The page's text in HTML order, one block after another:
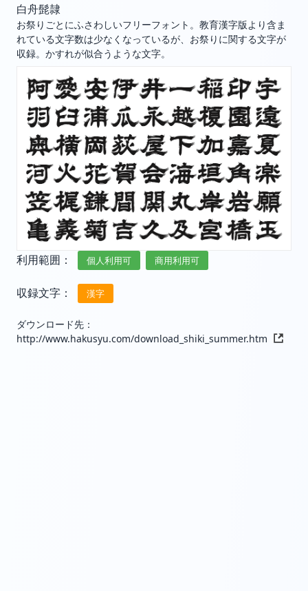
白舟髭隷
お祭りごとにふさわしいフリーフォント。教育漢字版より含ま
れている文字数は少なくなっているが、お祭りに関する文字が
収録。かすれが似合うような文字。
利用範囲： 個人利用可 商用利用可
収録文字： 漢字
ダウンロード先：
http://www.hakusyu.com/download_shiki_summer.htm